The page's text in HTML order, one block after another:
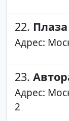
22. Плаза
Адрес:
23.
Адрес:
2